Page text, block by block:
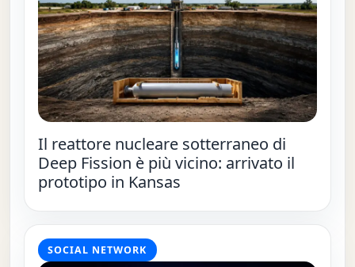
Il reattore nucleare sotterraneo di
Deep Fission è più vicino: arrivato il
prototipo in Kansas
SOCIAL NETWORK